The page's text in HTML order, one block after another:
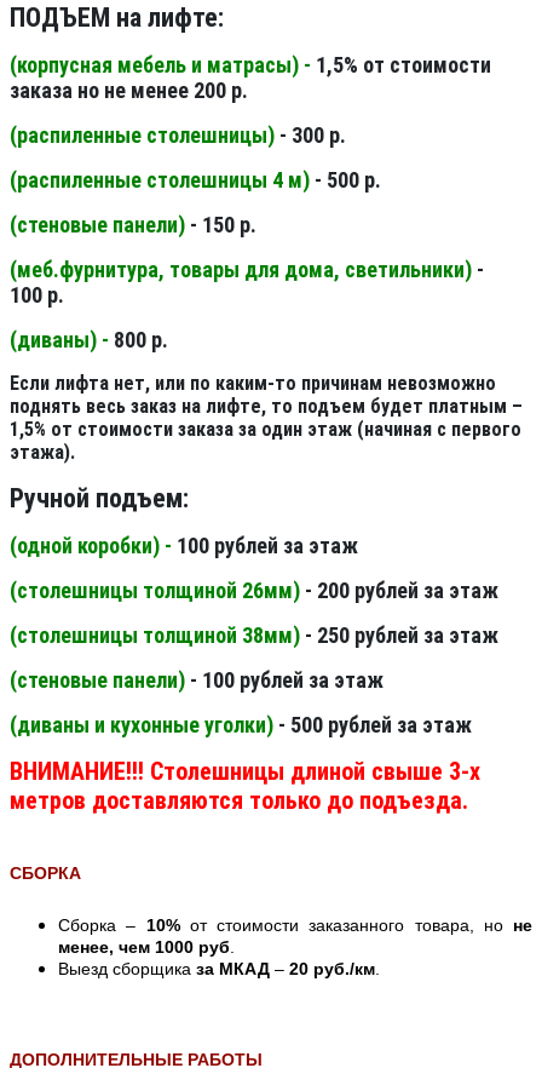
ПОДЪЕМ на лифте:
(корпусная мебель и матрасы) - 1,5% от стоимости
заказа но не менее 200 р.
(распиленные столешницы) - 300 р.
(распиленные столешницы 4 м) - 500 р.
(стеновые панели) - 150 р.
(меб.фурнитура, товары для дома, светильники) -
100 р.
(диваны) - 800 р.
Если лифта нет, или по каким-то причинам невозможно
поднять весь заказ на лифте, то подъем будет платным –
1,5% от стоимости заказа за один этаж (начиная с первого
этажа).
Ручной подъем:
(одной коробки) - 100 рублей за этаж
(столешницы толщиной 26мм) - 200 рублей за этаж
(столешницы толщиной 38мм) - 250 рублей за этаж
(стеновые панели) - 100 рублей за этаж
(диваны и кухонные уголки) - 500 рублей за этаж
ВНИМАНИЕ!!! Столешницы длиной свыше 3-х
метров доставляются только до подъезда.
СБОРКА
Сборка – 10%от стоимости заказанного товара, но не
менее, чем 1000 руб
Выезд сборщика за МКАД – 20 руб./км
ДОПОЛНИТЕЛЬНЫЕ РАБОТЫ